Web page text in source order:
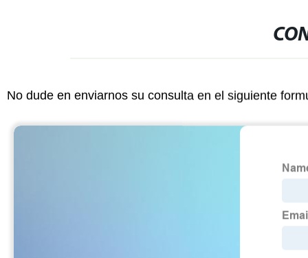
No dude en enviarnos su consulta en el siguiente